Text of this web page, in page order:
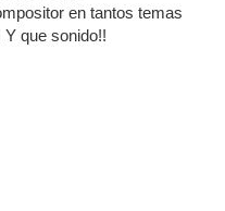
en tantos temas
que sonido!!